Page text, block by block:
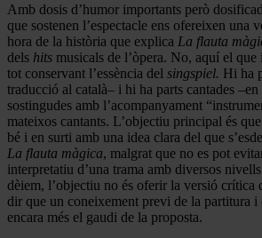
Amb dosis d’humor importants però
que sostenen l’espectacle ens ofereixen una
hora de la història que explica La flauta
dels hits musicals de l’òpera. No, aquí el
tot conservant l’essència del singspiel. Hi ha
traducció al català– i hi ha parts cantades –en
sostingudes amb l’acompanyament
mateixos cantants. L’objectiu principal és que
bé i en surti amb una idea clara del que
La flauta màgica, malgrat que no es pot
interpretatiu d’una trama amb diversos
dèiem, l’objectiu no és oferir la versió crítica
dir que un coneixement previ de la partitura i
encara més el gaudi de la proposta.